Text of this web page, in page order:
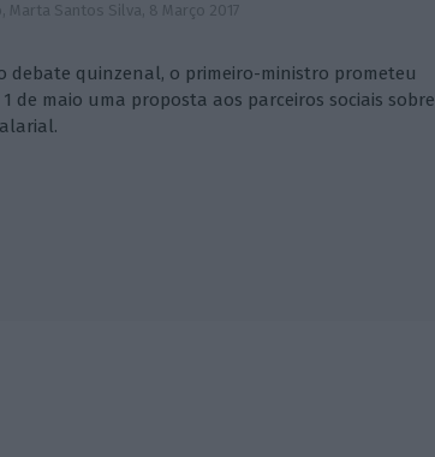
Marta Santos Silva, 8 Março 2017
debate quinzenal, o primeiro-ministro prometeu
de maio uma proposta aos parceiros sociais sobre